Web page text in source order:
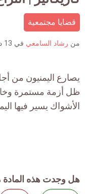
قضايا مجتمعية
من رشاد السامعي في 13 ديسمبر 2018
يصارع اليمنيون من
ظل أزمة مستمرة
الأشواك يسير فيها
هل وجدت هذه المادة